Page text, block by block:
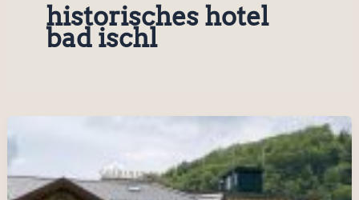
historisches hotel
bad ischl